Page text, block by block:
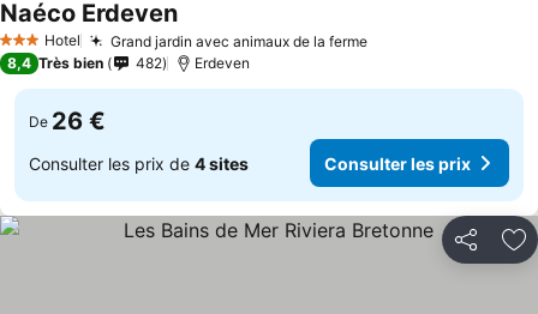
3 ÉtoilesHotel Grand jardin avec animaux de la ferme
Naéco Erdeven
8,4 Très bien 482 Erdeven
De 26 €
Consulter les prix de 4 sites Consulter les prix
Partager